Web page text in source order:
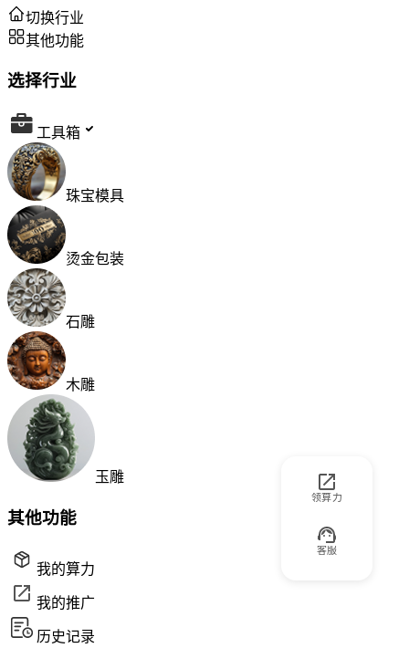
领算力
客服
切换行业
其他功能
选择行业
工具箱
珠宝模具
烫金包装
石雕
木雕
玉雕
其他功能
我的算力
我的推广
历史记录